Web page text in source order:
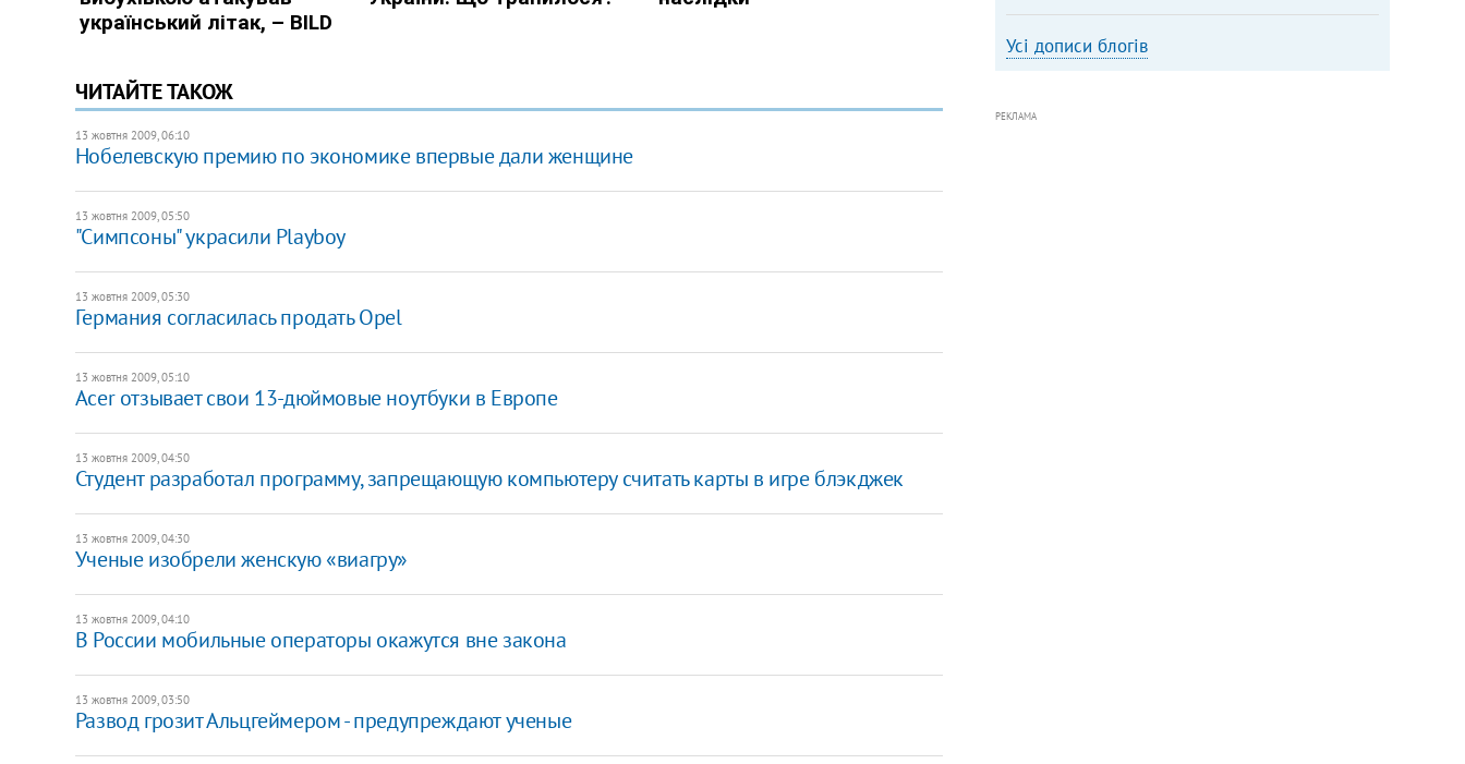
ЧИТАЙТЕ ТАКОЖ
13 жовтня 2009, 06:10
Нобелевскую премию по экономике впервые дали женщине
13 жовтня 2009, 05:50
"Симпсоны" украсили Playboy
13 жовтня 2009, 05:30
Германия согласилась продать Opel
13 жовтня 2009, 05:10
Acer отзывает свои 13-дюймовые ноутбуки в Европе
13 жовтня 2009, 04:50
Студент разработал программу, запрещающую компьютеру считать карты в игре блэкджек
13 жовтня 2009, 04:30
Ученые изобрели женскую «виагру»
13 жовтня 2009, 04:10
В России мобильные операторы окажутся вне закона
13 жовтня 2009, 03:50
Развод грозит Альцгеймером - предупреждают ученые
Усі дописи блогів
РЕКЛАМА